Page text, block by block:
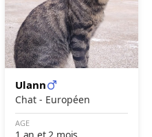
Ulann
Chat - Européen
AGE